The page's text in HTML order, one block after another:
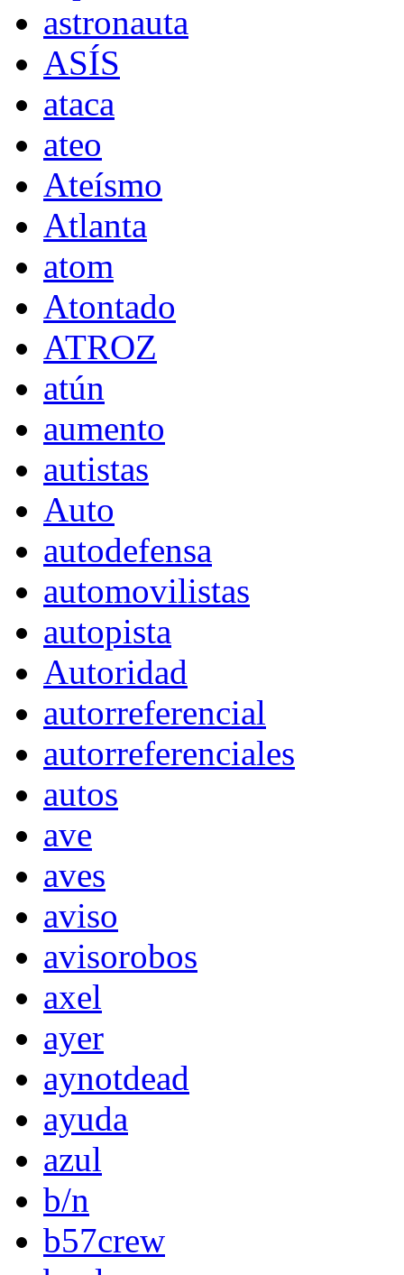
astronauta
ASÍS
ataca
ateo
Ateísmo
Atlanta
atom
Atontado
ATROZ
atún
aumento
autistas
Auto
autodefensa
automovilistas
autopista
Autoridad
autorreferencial
autorreferenciales
autos
ave
aves
aviso
avisorobos
axel
ayer
aynotdead
ayuda
azul
b/n
b57crew